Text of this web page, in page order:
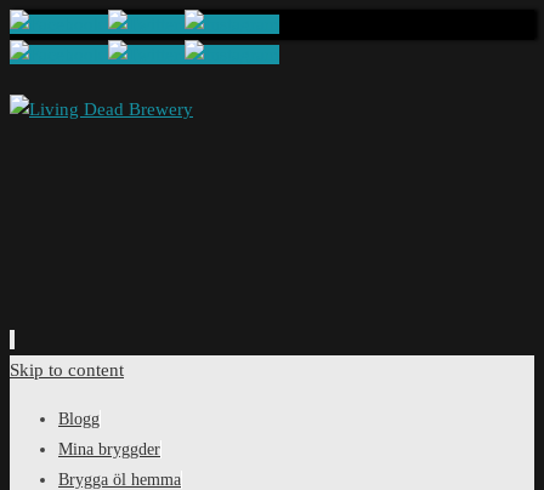
Skip to content
Blogg
Mina bryggder
Brygga öl hemma